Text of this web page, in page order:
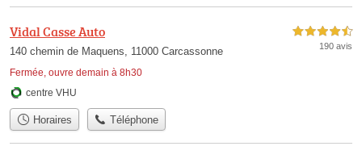
Vidal Casse Auto
140 chemin de Maquens, 11000 Carcassonne
Fermée, ouvre demain à 8h30
4,5 étoiles sur 5
190 avis
centre VHU
Horaires Téléphone